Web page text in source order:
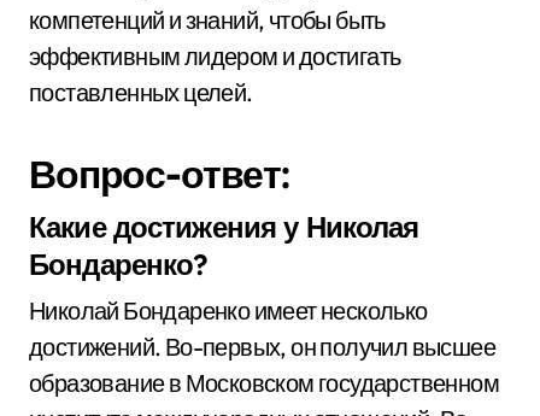
компетенций и знаний, чтобы быть
эффективным лидером и достигать
поставленных целей.
Вопрос-ответ:
Какие достижения у Николая
Бондаренко?
Николай Бондаренко имеет несколько
достижений. Во-первых, он получил высшее
образование в Московском государственном